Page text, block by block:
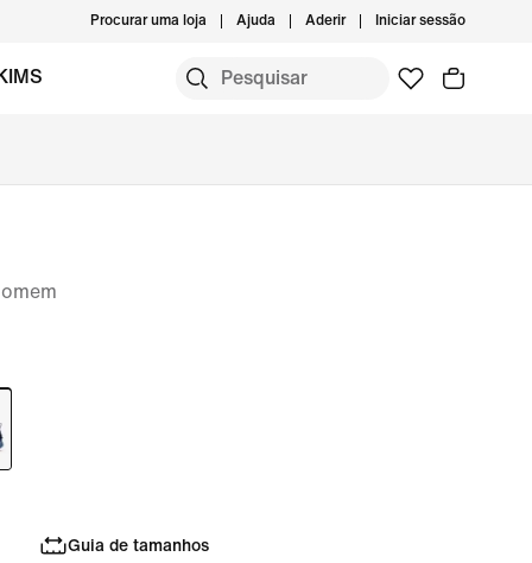
Procurar uma loja Ajuda Aderir Iniciar sessão
Guia de tamanhos